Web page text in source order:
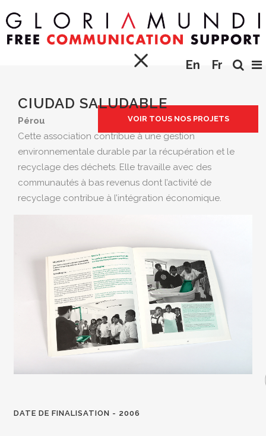
En Fr
VOIR TOUS NOS PROJETS
CIUDAD SALUDABLE
Pérou
Cette association contribue à une gestion
environnementale durable par la récupération et le
recyclage des déchets. Elle travaille avec des
communautés à bas revenus dont l’activité de
recyclage contribue à l’intégration économique.
DATE DE FINALISATION - 2006